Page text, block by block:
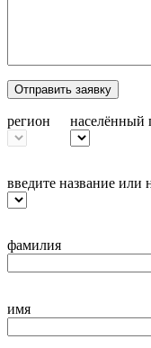
Отправить заявку
регион населённый
введите название
фамилия
имя